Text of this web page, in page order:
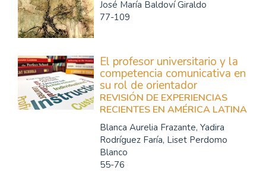
José María Baldoví Giraldo
77-109
El profesor universitario y la
competencia comunicativa en
su rol de orientador
REVISIÓN DE EXPERIENCIAS
RECIENTES EN AMÉRICA LATINA
Blanca Aurelia Frazante, Yadira
Rodríguez Faría, Liset Perdomo
Blanco
55-76